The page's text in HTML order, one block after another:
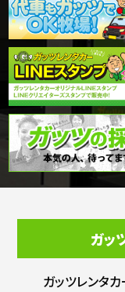
ガッ
ガッツレンタ